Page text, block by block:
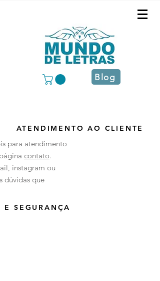
Blog
ATENDIMENTO AO CLIENTE
para atendimento
contato.
instagram ou
dúvidas que
SEGURANÇA